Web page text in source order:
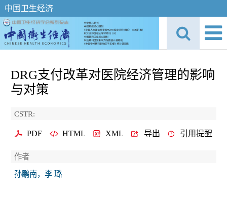
中国卫生经济
DRG支付改革对医院经济管理的影响
与对策
CSTR:
PDF HTML XML 导出 引用提醒
作者
孙鹏南，李 璐